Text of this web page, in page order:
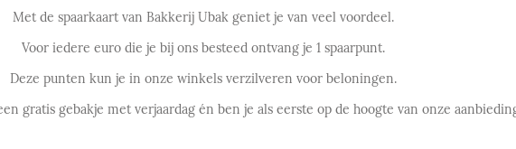
Met de spaarkaart van Bakkerij Ubak geniet je van veel voordeel.
Voor iedere euro die je bij ons besteed ontvang je 1 spaarpunt.
Deze punten kun je in onze winkels verzilveren voor beloningen.
gratis gebakje met verjaardag én ben je als eerste op de hoogte van onze